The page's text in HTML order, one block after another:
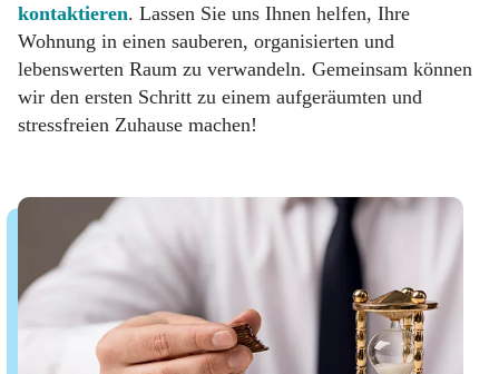
kontaktieren. Lassen Sie uns Ihnen helfen, Ihre
Wohnung in einen sauberen, organisierten und
lebenswerten Raum zu verwandeln. Gemeinsam können
wir den ersten Schritt zu einem aufgeräumten und
stressfreien Zuhause machen!